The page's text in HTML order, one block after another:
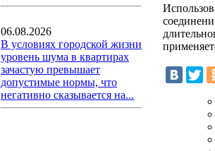
06.08.2026
В условиях городской жизни
уровень шума в квартирах
зачастую превышает
допустимые нормы, что
негативно сказывается на...